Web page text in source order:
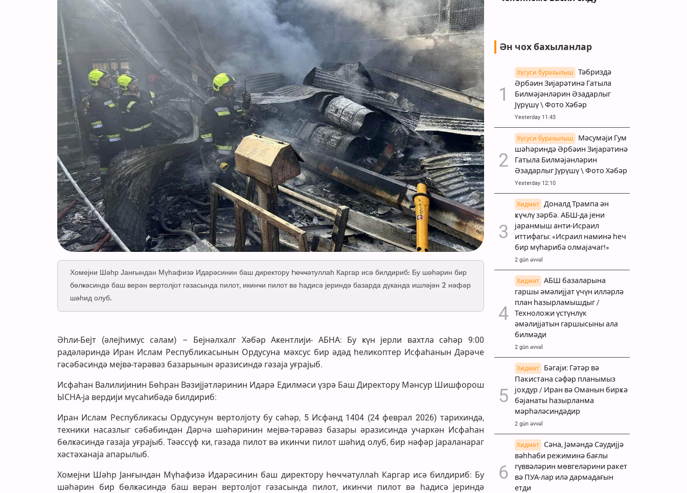
Хомејни Шәһр Јанғындан Мүһафизә Идарәсинин баш директору Һөҹҹәтуллаһ Каргар исә билдириб: Бу шәһәрин бир
бөлҝәсиндә баш верән вертолјот гәзасында пилот, икинҹи пилот вә һадисә јериндә базарда дүканда ишләјән 2 нәфәр
шәһид олуб.
Әһли-Бејт (әлејһимус сәлам) – Бејнәлхалг Хәбәр Аҝентлији- АБНА: Бу ҝүн јерли вахтла сәһәр 9:00
радәләриндә Иран Ислам Республикасынын Ордусуна мәхсус бир әдәд һеликоптер Исфаһанын Дәрәче
гәсәбәсиндә мејвә-тәрәвәз базарынын әразисиндә гәзаја уғрајыб.
Исфаһан Валилијинин Бөһран Вәзијјәтләринин Идарә Едилмәси үзрә Баш Директору Мәнсур Шишфорош
ЫСНА-ја вердији мүсаһибәдә билдириб:
Иран Ислам Республикасы Ордусунун вертолјоту бу сәһәр, 5 Исфәнд 1404 (24 феврал 2026) тарихиндә,
техники насазлыг сәбәбиндән Дәрчә шәһәринин мејвә-тәрәвәз базары әразисиндә учаркән Исфаһан
бөлҝәсиндә гәзаја уғрајыб. Тәәссүф ки, гәзада пилот вә икинҹи пилот шәһид олуб, бир нәфәр јараланараг
хәстәханаја апарылыб.
Хомејни Шәһр Јанғындан Мүһафизә Идарәсинин баш директору Һөҹҹәтуллаһ Каргар исә билдириб: Бу
шәһәрин бир бөлҝәсиндә баш верән вертолјот гәзасында пилот, икинҹи пилот вә һадисә јериндә
Ән чох бахыланлар
Хүсуси бурахылыш
Тәбриздә
Әрбәин Зијарәтинә Гатыла
Билмәјәнләрин Әзадарлыг
Јүрүшү \ Фото Хәбәр
Yesterday 11:43
Хүсуси бурахылыш
Мәсумәји Гум
шәһәриндә Әрбәин Зијарәтинә
Гатыла Билмәјәнләрин
Әзадарлыг Јүрүшү \ Фото Хәбәр
Yesterday 12:10
Хидмәт
Доналд Трампа ән
ҝүҹлү зәрбә. АБШ-да јени
јаранмыш анти-Исраил
иттифагы: «Исраил наминә һеч
бир мүһарибә олмајаҹаг!»
2 gün əvvəl
Хидмәт
АБШ базаларына
гаршы әмәлијјат үчүн илләрлә
план һазырламышдыг /
Техноложи үстүнлүк
әмәлијјатын гаршысыны ала
билмәди
2 gün əvvəl
Хидмәт
Бәгаји: Гәтәр вә
Пакистана сәфәр планымыз
јохдур / Иран вә Оманын бирҝә
бәјанаты һазырланма
мәрһәләсиндәдир
2 gün əvvəl
Хидмәт
Сәна, Јәмәндә Сәудијјә
вәһһаби режиминә бағлы
гүввәләрин мөвгеләрини ракет
вә ПУА-лар илә дармадағын
етди